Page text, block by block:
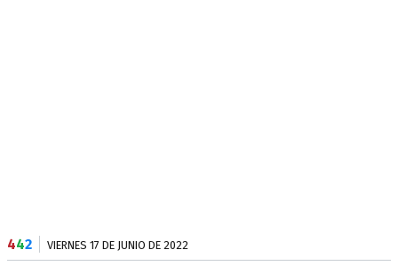
442 VIERNES 17 DE JUNIO DE 2022